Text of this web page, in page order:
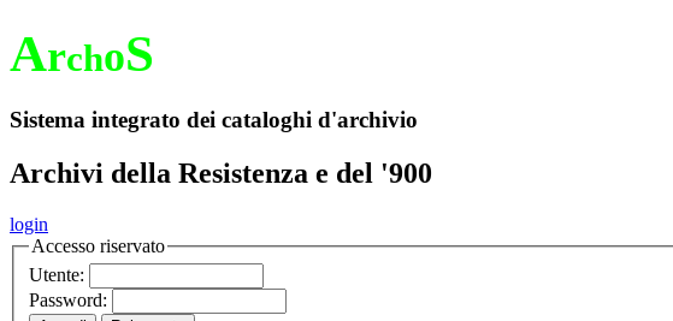
ArchoS
Sistema integrato dei cataloghi d'archivio
Archivi della Resistenza e del '900
login
Accesso riservato
Utente:
Password: